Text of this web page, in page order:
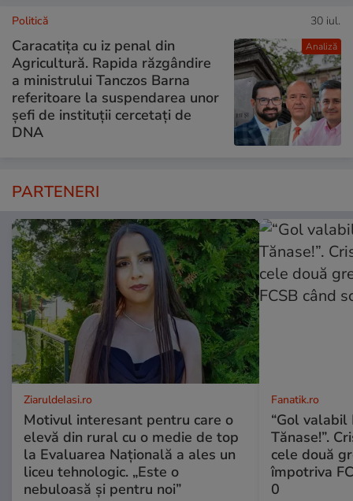
Analiză
Politică 30 iul.
Caracatița cu iz penal din
Agricultură. Rapida răzgândire
a ministrului Tanczos Barna
referitoare la suspendarea unor
șefi de instituții cercetați de
DNA
PARTENERI
ZiaruldeIasi.ro
Motivul interesant pentru care o
elevă din rural cu o medie de top
la Evaluarea Națională a ales un
liceu tehnologic. „Este o
nebuloasă și pentru noi”
Fanatik.ro
“Gol
Tănase!”.
cele două
împotriva
0